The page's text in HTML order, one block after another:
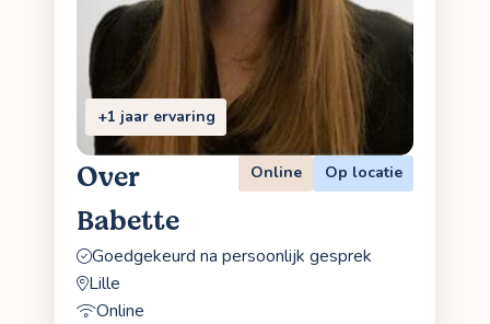
+1 jaar ervaring
Over
Babette
Online Op locatie
Goedgekeurd na persoonlijk gesprek
Lille
Online